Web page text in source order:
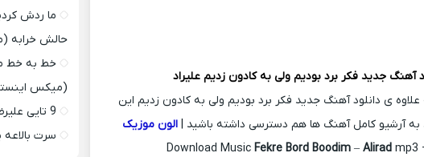
آهنگ جدید فکر برد بودیم ولی به کادون زدیمعلیراد
ی دانلود آهنگ جدید فکر برد بودیم ولی به کادون زدیم این
به آرشیو کامل آهنگ ها هم دسترسی داشته باشید | الون موزیک
Download MusicFekre Bord Boodim –Alirad mp3
ما ردش
حالش خرابه
خط به خط
(میکس
9 تایی علیرضا اسپید
سرت